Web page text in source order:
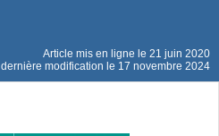
Article mis en ligne le 21 juin 2020
dernière modification le 17 novembre 2024